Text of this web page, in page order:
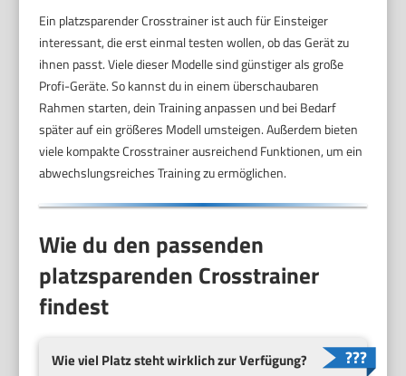
Ein platzsparender Crosstrainer ist auch für Einsteiger
interessant, die erst einmal testen wollen, ob das Gerät zu
ihnen passt. Viele dieser Modelle sind günstiger als große
Profi-Geräte. So kannst du in einem überschaubaren
Rahmen starten, dein Training anpassen und bei Bedarf
später auf ein größeres Modell umsteigen. Außerdem bieten
viele kompakte Crosstrainer ausreichend Funktionen, um ein
abwechslungsreiches Training zu ermöglichen.
Wie du den passenden
platzsparenden Crosstrainer
findest
Wie viel Platz steht wirklich zur Verfügung?